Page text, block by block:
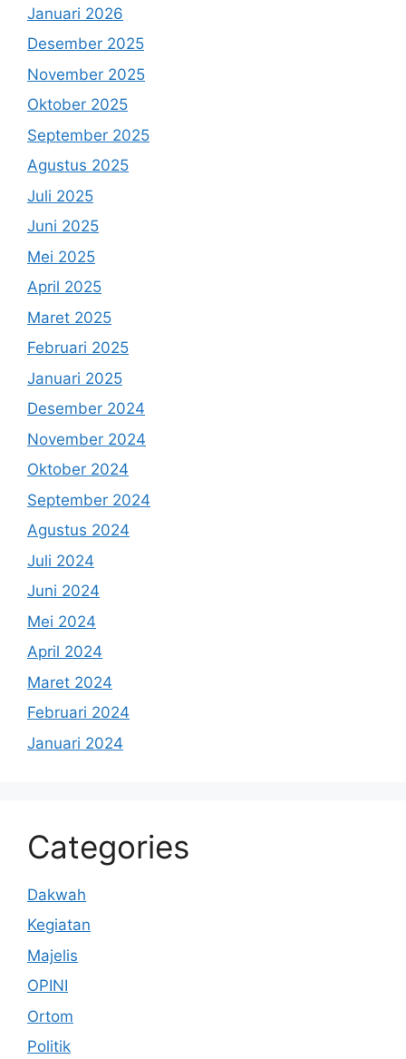
Januari 2026
Desember 2025
November 2025
Oktober 2025
September 2025
Agustus 2025
Juli 2025
Juni 2025
Mei 2025
April 2025
Maret 2025
Februari 2025
Januari 2025
Desember 2024
November 2024
Oktober 2024
September 2024
Agustus 2024
Juli 2024
Juni 2024
Mei 2024
April 2024
Maret 2024
Februari 2024
Januari 2024
Categories
Dakwah
Kegiatan
Majelis
OPINI
Ortom
Politik